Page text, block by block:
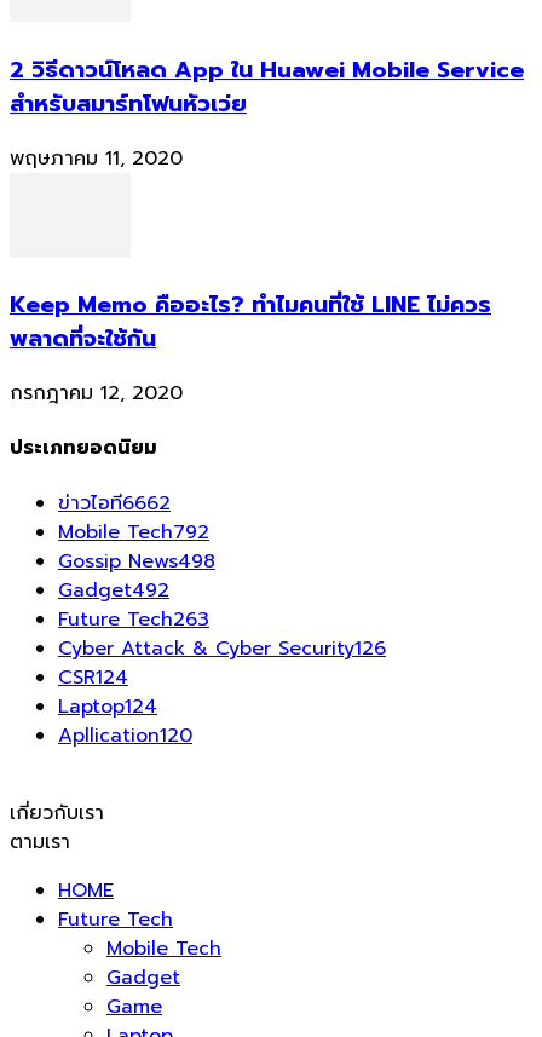
2 วิธีดาวน์โหลด App ใน Huawei Mobile Service
สำหรับสมาร์ทโฟนหัวเว่ย
พฤษภาคม 11, 2020
Keep Memo คืออะไร? ทำไมคนที่ใช้ LINE ไม่ควร
พลาดที่จะใช้กัน
กรกฎาคม 12, 2020
ประเภทยอดนิยม
ข่าวไอที6662
Mobile Tech792
Gossip News498
Gadget492
Future Tech263
Cyber Attack & Cyber Security126
CSR124
Laptop124
Apllication120
เกี่ยวกับเรา
ตามเรา
HOME
Future Tech
Mobile Tech
Gadget
Game